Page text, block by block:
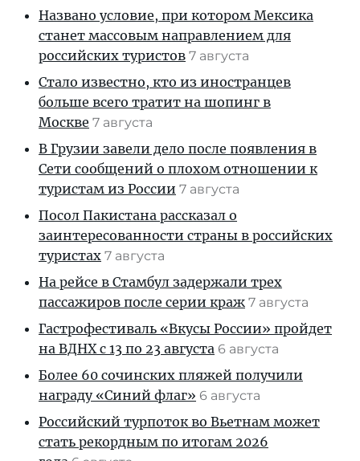
Названо условие, при котором Мексика
станет массовым направлением для
российских туристов 7 августа
Стало известно, кто из иностранцев
больше всего тратит на шопинг в
Москве 7 августа
В Грузии завели дело после появления в
Сети сообщений о плохом отношении к
туристам из России 7 августа
Посол Пакистана рассказал о
заинтересованности страны в российских
туристах 7 августа
На рейсе в Стамбул задержали трех
пассажиров после серии краж 7 августа
Гастрофестиваль «Вкусы России» пройдет
на ВДНХ с 13 по 23 августа 6 августа
Более 60 сочинских пляжей получили
награду «Синий флаг» 6 августа
Российский турпоток во Вьетнам может
стать рекордным по итогам 2026